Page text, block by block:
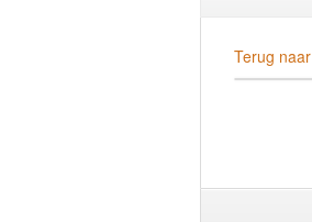
Terug naar